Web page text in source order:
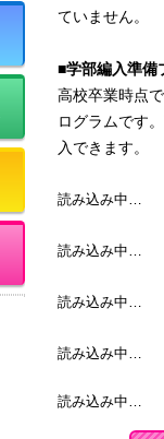
ていません。
■学部編入準備
高校卒業時点
ログラムです
入できます。
読み込み中…
読み込み中…
読み込み中…
読み込み中…
読み込み中…